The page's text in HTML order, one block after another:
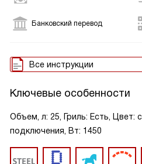
Банковский перевод
Все инструкции
Ключевые особенности
Объем, л: 25, Гриль: Есть, Цвет:
подключения, Вт: 1450